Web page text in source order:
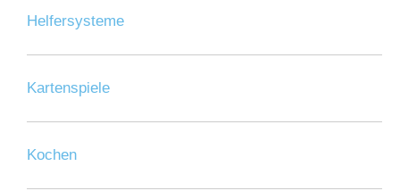
Helfersysteme
Kartenspiele
Kochen